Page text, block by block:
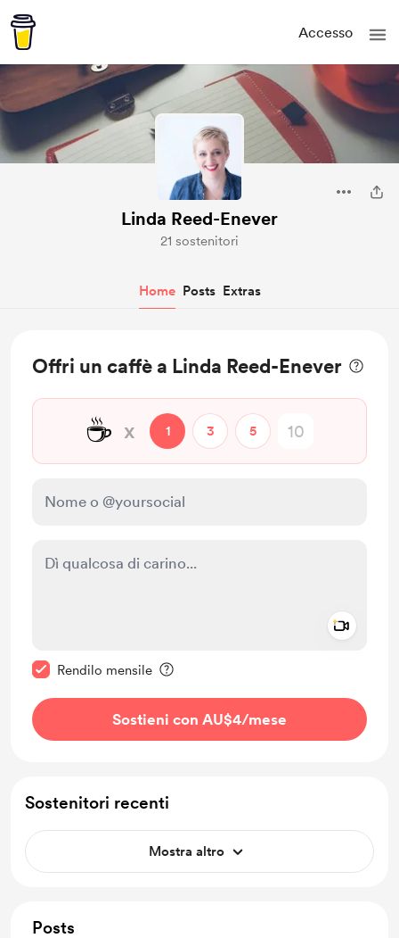
Accesso
Linda Reed-Enever
21 sostenitori
Home Posts Extras
Offri un caffè a Linda Reed-Enever
☕ x 1 3 5
Rendilo mensile
Sostieni con AU$4/mese
Sostenitori recenti
Mostra altro
Posts